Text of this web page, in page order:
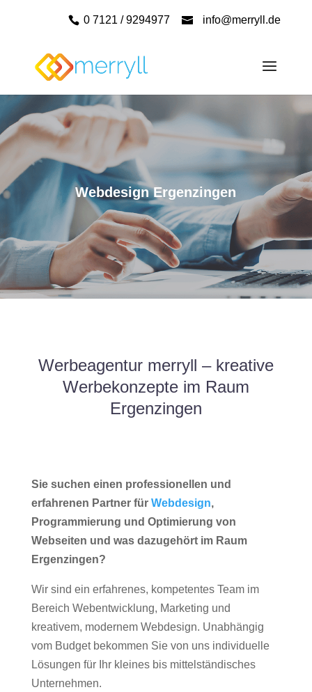
0 7121 / 9294977 info@merryll.de
Webdesign Ergenzingen
Werbeagentur merryll – kreative
Werbekonzepte im Raum
Ergenzingen
Sie suchen einen professionellen und
erfahrenen Partner für Webdesign,
Programmierung und Optimierung von
Webseiten und was dazugehört im Raum
Ergenzingen?
Wir sind ein erfahrenes, kompetentes Team im
Bereich Webentwicklung, Marketing und
kreativem, modernem Webdesign. Unabhängig
vom Budget bekommen Sie von uns individuelle
Lösungen für Ihr kleines bis mittelständisches
Unternehmen.